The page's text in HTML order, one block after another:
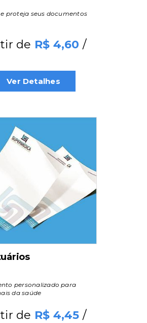
proteja seus documentos
de 4,60 /
Ver Detalhes
personalizado para
da saúde
de 4,45 /